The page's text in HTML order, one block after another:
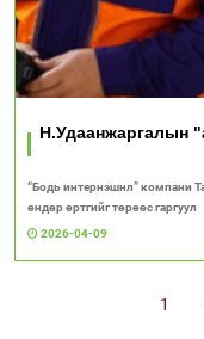
Н.Удаанжаргалын
“Бодь интернэшнл” компани
өндөр өртгийг төрөөс гаргуул
2026-04-09
1